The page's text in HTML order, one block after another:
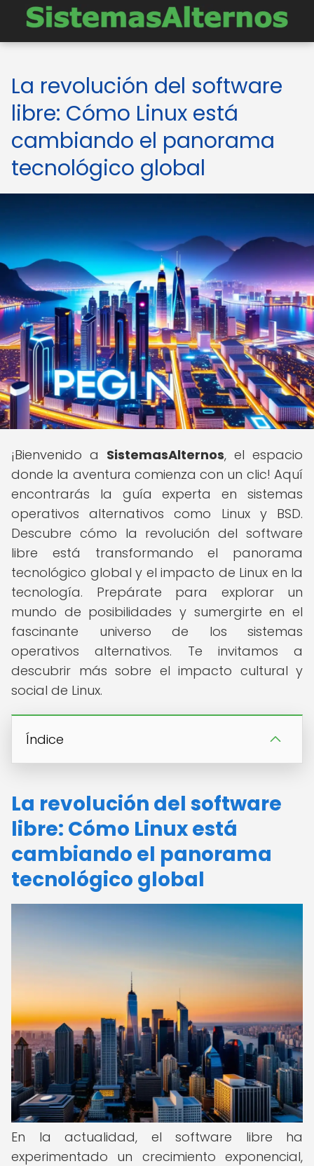
La revolución del software
libre: Cómo Linux está
cambiando el panorama
tecnológico global
¡Bienvenido a SistemasAlternos, el espacio
donde la aventura comienza con un clic! Aquí
encontrarás la guía experta en sistemas
operativos alternativos como Linux y BSD.
Descubre cómo la revolución del software
libre está transformando el panorama
tecnológico global y el impacto de Linux en la
tecnología. Prepárate para explorar un
mundo de posibilidades y sumergirte en el
fascinante universo de los sistemas
operativos alternativos. Te invitamos a
descubrir más sobre el impacto cultural y
social de Linux.
Índice
La revolución del software
libre: Cómo Linux está
cambiando el panorama
tecnológico global
En la actualidad, el software libre ha
experimentado un crecimiento exponencial,